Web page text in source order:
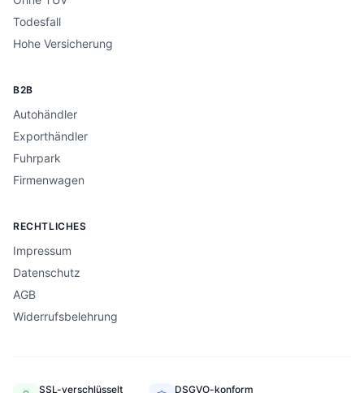
Todesfall
Hohe Versicherung
B2B
Autohändler
Exporthändler
Fuhrpark
Firmenwagen
RECHTLICHES
Impressum
Datenschutz
AGB
Widerrufsbelehrung
SSL-verschlüsselt DSGVO-konform